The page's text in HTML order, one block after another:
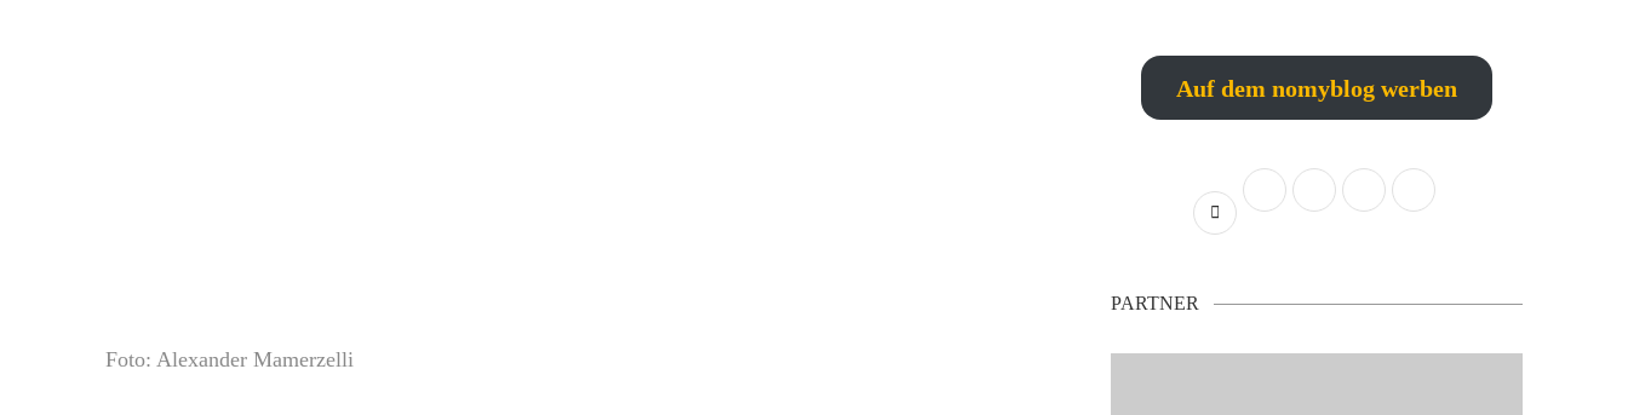
Foto: Alexander Mamerzelli
Auf dem nomyblog werben
PARTNER